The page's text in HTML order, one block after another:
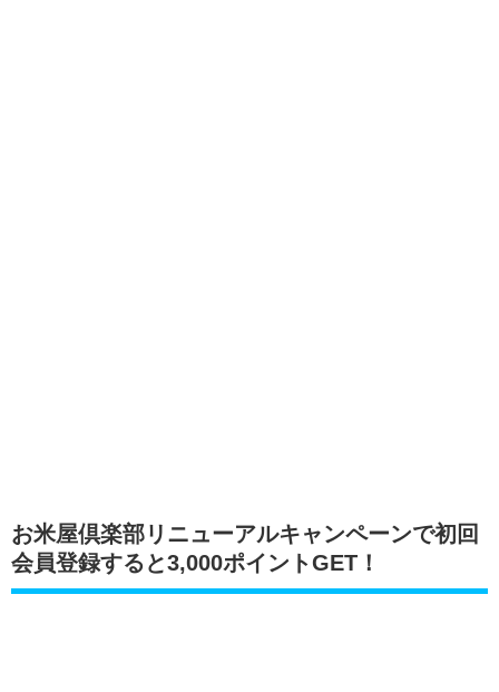
お米屋倶楽部リニューアルキャンペーンで初回
会員登録すると3,000ポイントGET！